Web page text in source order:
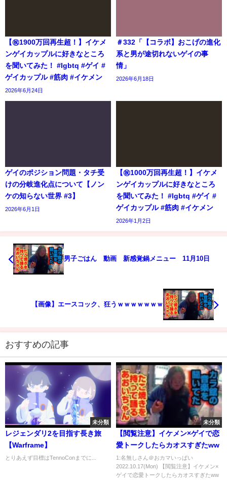
【㊗️1900万回再生超！】イケメ
ンゲイカップルに好きなところ
を聞いてみた！ #lgbtq #ゲイ #
ゲイカップル #筋肉 #イケメン
2026年6月24日
＃332「【コラボ】おこげの進化
系と男が途切れないゲイの事
情」
2026年6月18日
ゲイのポジション問題・タチ受
けの分岐進化点について【ノン
ケの知らない世界 #3】
2026年6月1日
【㊗️1000万回再生超！】イケメ
ンゲイカップルに好きなところ
を聞いてみた！ #lgbtq #ゲイ #
ゲイカップル #筋肉 #イケメン
2026年1月2日
男子ごはん 動画 新感覚鍋メニュー 11月10日
【画像】エースコック、狂うｗｗｗｗｗｗｗ
おすすめの記事
未分類
レジェンダリ2を目指す長き旅
【Warframe】
とりあえず目標はTennoConまでに...
未分類
【閲覧注意】イケメン×ゲイで恋
愛トークしたらカオスすぎたww
1:名無しさん＠おカマいっぱい
2022.10.17(Mon) 【閲覧注意】イケメン×
ゲイで恋愛トークしたらカオスすぎたww